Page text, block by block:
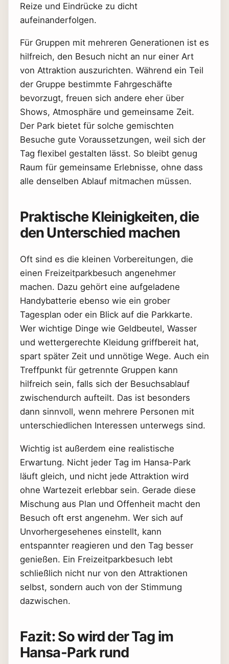
Reize und Eindrücke zu dicht
aufeinanderfolgen.
Für Gruppen mit mehreren Generationen ist es
hilfreich, den Besuch nicht an nur einer Art
von Attraktion auszurichten. Während ein Teil
der Gruppe bestimmte Fahrgeschäfte
bevorzugt, freuen sich andere eher über
Shows, Atmosphäre und gemeinsame Zeit.
Der Park bietet für solche gemischten
Besuche gute Voraussetzungen, weil sich der
Tag flexibel gestalten lässt. So bleibt genug
Raum für gemeinsame Erlebnisse, ohne dass
alle denselben Ablauf mitmachen müssen.
Praktische Kleinigkeiten, die
den Unterschied machen
Oft sind es die kleinen Vorbereitungen, die
einen Freizeitparkbesuch angenehmer
machen. Dazu gehört eine aufgeladene
Handybatterie ebenso wie ein grober
Tagesplan oder ein Blick auf die Parkkarte.
Wer wichtige Dinge wie Geldbeutel, Wasser
und wettergerechte Kleidung griffbereit hat,
spart später Zeit und unnötige Wege. Auch ein
Treffpunkt für getrennte Gruppen kann
hilfreich sein, falls sich der Besuchsablauf
zwischendurch aufteilt. Das ist besonders
dann sinnvoll, wenn mehrere Personen mit
unterschiedlichen Interessen unterwegs sind.
Wichtig ist außerdem eine realistische
Erwartung. Nicht jeder Tag im Hansa-Park
läuft gleich, und nicht jede Attraktion wird
ohne Wartezeit erlebbar sein. Gerade diese
Mischung aus Plan und Offenheit macht den
Besuch oft erst angenehm. Wer sich auf
Unvorhergesehenes einstellt, kann
entspannter reagieren und den Tag besser
genießen. Ein Freizeitparkbesuch lebt
schließlich nicht nur von den Attraktionen
selbst, sondern auch von der Stimmung
dazwischen.
Fazit: So wird der Tag im
Hansa-Park rund